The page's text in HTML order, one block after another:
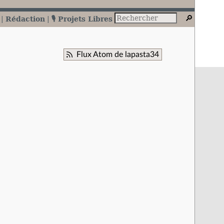
Rédaction 🎙️ Projets Libres
Flux Atom de lapasta34